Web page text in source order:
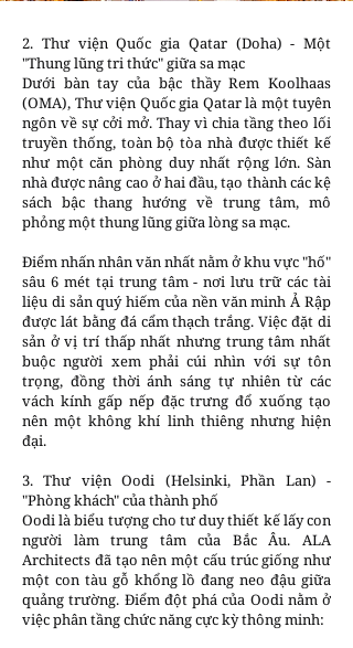
2. Thư viện Quốc gia Qatar (Doha) - Một
"Thung lũng tri thức" giữa sa mạc
Dưới bàn tay của bậc thầy Rem Koolhaas
(OMA), Thư viện Quốc gia Qatar là một tuyên
ngôn về sự cởi mở. Thay vì chia tầng theo lối
truyền thống, toàn bộ tòa nhà được thiết kế
như một căn phòng duy nhất rộng lớn. Sàn
nhà được nâng cao ở hai đầu, tạo thành các kệ
sách bậc thang hướng về trung tâm, mô
phỏng một thung lũng giữa lòng sa mạc.
Điểm nhấn nhân văn nhất nằm ở khu vực "hố"
sâu 6 mét tại trung tâm - nơi lưu trữ các tài
liệu di sản quý hiếm của nền văn minh Ả Rập
được lát bằng đá cẩm thạch trắng. Việc đặt di
sản ở vị trí thấp nhất nhưng trung tâm nhất
buộc người xem phải cúi nhìn với sự tôn
trọng, đồng thời ánh sáng tự nhiên từ các
vách kính gấp nếp đặc trưng đổ xuống tạo
nên một không khí linh thiêng nhưng hiện
đại.
3. Thư viện Oodi (Helsinki, Phần Lan) -
"Phòng khách" của thành phố
Oodi là biểu tượng cho tư duy thiết kế lấy con
người làm trung tâm của Bắc Âu. ALA
Architects đã tạo nên một cấu trúc giống như
một con tàu gỗ khổng lồ đang neo đậu giữa
quảng trường. Điểm đột phá của Oodi nằm ở
việc phân tầng chức năng cực kỳ thông minh: